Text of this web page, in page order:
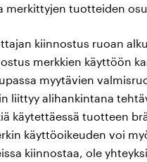
merkittyjen tuotteiden
kiinnostus ruoan
merkkien käyttöön
myytävien
liittyy alihankintana
käytettäessä tuotteen
käyttöoikeuden voi
kiinnostaa, ole